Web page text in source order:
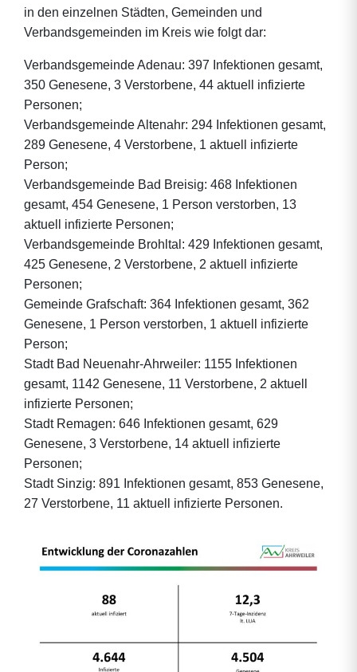
in den einzelnen Städten, Gemeinden und
Verbandsgemeinden im Kreis wie folgt dar:
Verbandsgemeinde Adenau: 397 Infektionen gesamt,
350 Genesene, 3 Verstorbene, 44 aktuell infizierte
Personen;
Verbandsgemeinde Altenahr: 294 Infektionen gesamt,
289 Genesene, 4 Verstorbene, 1 aktuell infizierte
Person;
Verbandsgemeinde Bad Breisig: 468 Infektionen
gesamt, 454 Genesene, 1 Person verstorben, 13
aktuell infizierte Personen;
Verbandsgemeinde Brohltal: 429 Infektionen gesamt,
425 Genesene, 2 Verstorbene, 2 aktuell infizierte
Personen;
Gemeinde Grafschaft: 364 Infektionen gesamt, 362
Genesene, 1 Person verstorben, 1 aktuell infizierte
Person;
Stadt Bad Neuenahr-Ahrweiler: 1155 Infektionen
gesamt, 1142 Genesene, 11 Verstorbene, 2 aktuell
infizierte Personen;
Stadt Remagen: 646 Infektionen gesamt, 629
Genesene, 3 Verstorbene, 14 aktuell infizierte
Personen;
Stadt Sinzig: 891 Infektionen gesamt, 853 Genesene,
27 Verstorbene, 11 aktuell infizierte Personen.